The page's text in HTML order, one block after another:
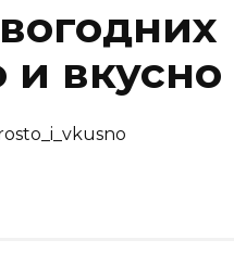
и вкусно